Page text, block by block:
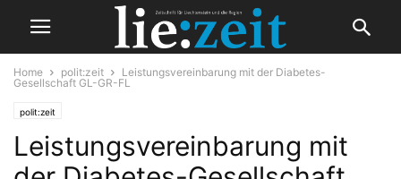
Home polit:zeit
Leistungsvereinbarung mit der Diabetes-
Gesellschaft GL-GR-FL
polit:zeit
Leistungsvereinbarung mit